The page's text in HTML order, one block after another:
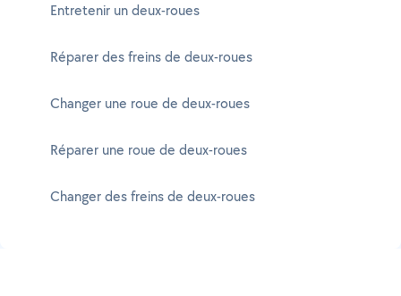
Entretenir un deux-roues
Réparer des freins de deux-roues
Changer une roue de deux-roues
Réparer une roue de deux-roues
Changer des freins de deux-roues